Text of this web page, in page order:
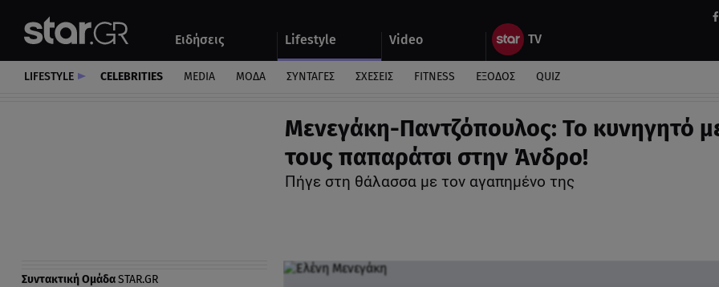
Ειδήσεις Lifestyle Video
Αυτοκίνητο
LIFESTYLE CELEBRITIES MEDIA ΜΟΔΑ ΣΥΝΤΑΓΕΣ ΣΧΕΣΕΙΣ FITNESS ΕΞΟΔΟΣ QUIZ
Μενεγάκη-Παντζόπουλος: Το κυνηγητό
τους παπαράτσι στην Άνδρο!
Πήγε στη θάλασσα με τον αγαπημένο της
Συντακτική ΟμάδαSTAR.GR